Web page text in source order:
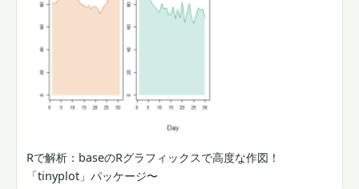
Rで解析：baseのRグラフィックスで高度な作図！
「tinyplot」パッケージ〜